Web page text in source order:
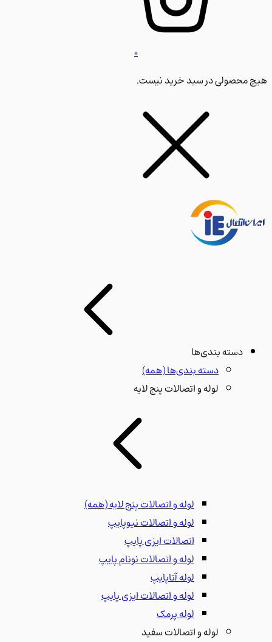
در سبد خرید نیست.
دسته بندی‌ها
دسته بندی‌ها(همه)
لوله و اتصالات پنج لایه
لوله و اتصالات پنج لایه(همه)
لوله و اتصالات نیوپایپ
اتصالات ایزی پایپ
لوله و اتصالات نونام پایپ
لوله آتاپایپ
لوله و اتصالات ایزی پایپ
لوله پرمک
لوله و اتصالات سفید